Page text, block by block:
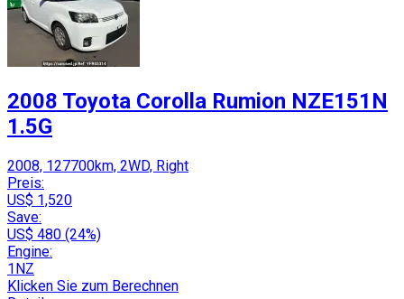
2008 Toyota Corolla Rumion NZE151N
1.5G
2008, 127700km, 2WD, Right
Preis:
US$ 1,520
Save:
US$ 480 (24%)
Engine:
1NZ
Klicken Sie zum Berechnen